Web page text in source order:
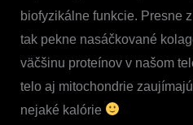
biofyzikálne funkcie. Presne
tak pekne nasáčkované
väčšinu proteínov v našom
telo aj mitochondrie
nejaké kalórie